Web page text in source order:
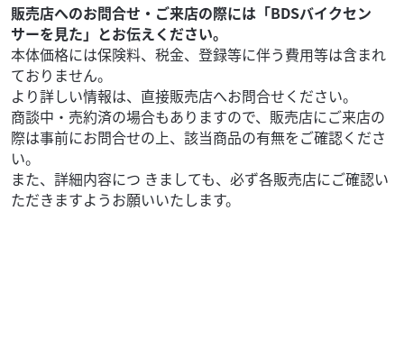
販売店へのお問合せ・ご来店の際には「BDSバイクセン
サーを見た」とお伝えください。
本体価格には保険料、税金、登録等に伴う費用等は含まれ
ておりません。
より詳しい情報は、直接販売店へお問合せください。
商談中・売約済の場合もありますので、販売店にご来店の
際は事前にお問合せの上、該当商品の有無をご確認くださ
い。
また、詳細内容につ きましても、必ず各販売店にご確認い
ただきますようお願いいたします。